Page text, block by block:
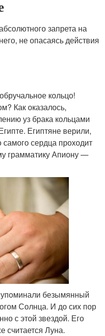
запрета на
не опасаясь действия
кольцо!
Как оказалось,
уз брака кольцами
Египтяне верили,
сердца проходит
грамматику Апиону —
безымянный
Солнца. И до сих пор
с этой звездой. Его
считается Луна.